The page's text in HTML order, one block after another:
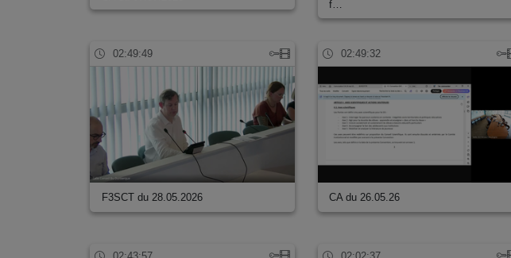
f…
02:49:49
F3SCT du 28.05.2026
02:49:32
CA du 26.05.26